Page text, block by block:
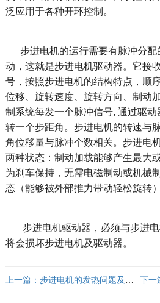
泛应用于各种开环控制。
步进电机的运行需要有脉冲分配
动，这就是步进电机驱动器。它接
号，按照步进电机的结构特点，顺
位移、旋转速度、旋转方向、制动
制系统每发一个脉冲信号, 通过驱
转一个步距角。步进电机的转速与
角位移量与脉冲个数相关。步进电
两种状态：制动加载能够产生最大
为刹车保持，无需电磁制动或机械
态（能够被外部推力带动轻松旋转）
步进电机驱动器，必须与步进电
将会损坏步进电机及驱动器。
上一篇： 步进电机的发热问题及解 下一